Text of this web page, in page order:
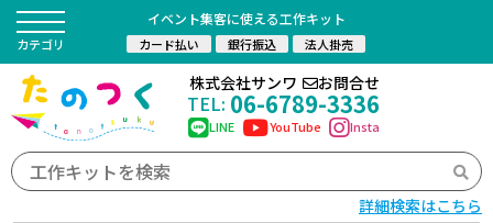
イベント集客に使える工作キット
カード払い 銀行振込 法人掛売
詳細検索はこちら
株式会社サンワ お問合せ
TEL: 06-6789-3336
LINE YouTube Insta
カテゴリ